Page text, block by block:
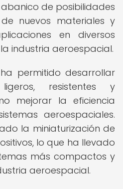
de posibilidades
nuevos materiales y
en diversos
industria aeroespacial.
permitido desarrollar
resistentes y
mejorar la eficiencia
aeroespaciales.
la miniaturización de
lo que ha llevado
más compactos y
aeroespacial.